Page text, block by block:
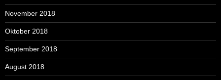
November 2018
Oktober 2018
September 2018
August 2018